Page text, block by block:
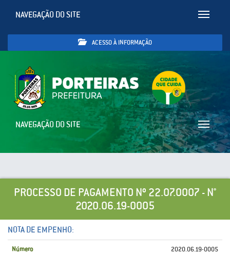
Toggle
NAVEGAÇÃO DO SITE
ACESSO À INFORMAÇÃO
Toggle
NAVEGAÇÃO DO SITE
PROCESSO DE PAGAMENTO Nº 22.07.0007 - N°
2020.06.19-0005
NOTA DE EMPENHO:
Número 2020.06.19-0005